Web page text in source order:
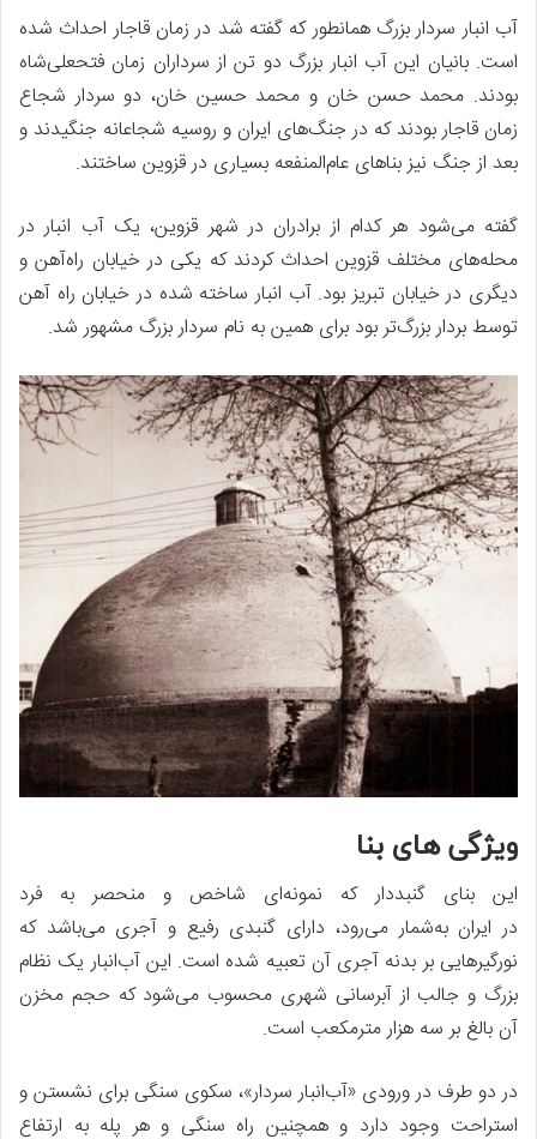
آب انبار سردار بزرگ همانطور که گفته شد در زمان قاجار احداث شده
است. بانیان این آب انبار بزرگ دو تن از سرداران زمان فتحعلی‌شاه
بودند. محمد حسن خان و محمد حسین خان، دو سردار شجاع
زمان قاجار بودند که در جنگ‌های ایران و روسیه شجاعانه جنگیدند و
بعد از جنگ نیز بناهای عام‌المنفعه بسیاری در قزوین ساختند.
گفته می‌شود هر کدام از برادران در شهر قزوین، یک آب انبار در
محله‌های مختلف قزوین احداث کردند که یکی در خیابان راه‌آهن و
دیگری در خیابان تبریز بود. آب انبار ساخته شده در خیابان راه آهن
توسط بردار بزرگ‌تر بود برای همین به نام سردار بزرگ مشهور شد.
ویژگی های بنا
این بنای گنبددار که نمونه‌ای شاخص و منحصر به فرد
در ایران به‌شمار می‌رود، دارای گنبدی رفیع و آجری می‌باشد که
نورگیرهایی بر بدنه آجری آن تعبیه شده‌ است. این آب‌انبار یک نظام
بزرگ و جالب از آبرسانی شهری محسوب می‌شود که حجم مخزن
آن بالغ بر سه هزار مترمکعب است.
در دو طرف در ورودی «آب‌انبار سردار»، سکوی سنگی برای نشستن و
استراحت وجود دارد و همچنین راه سنگی و هر پله به ارتفاع